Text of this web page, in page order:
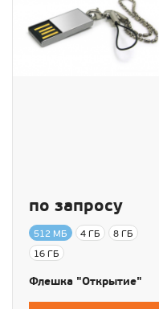
по запросу
512 МБ 4 ГБ
8 ГБ
16 ГБ
Флешка "Открытие"